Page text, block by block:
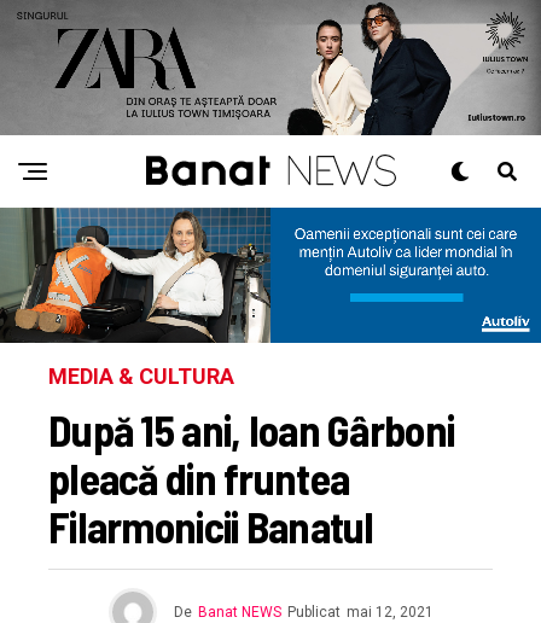
MEDIA & CULTURA
După 15 ani, Ioan Gârboni
pleacă din fruntea
Filarmonicii Banatul
De Banat NEWS Publicat mai 12, 2021